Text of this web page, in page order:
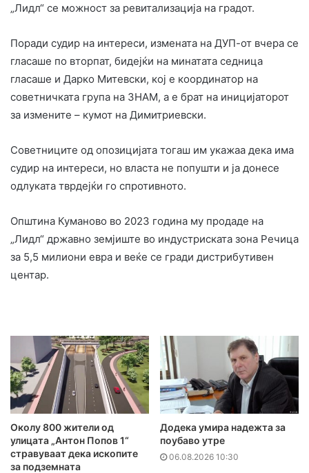
„Лидл“ се можност за ревитализација на градот.
Поради судир на интереси, измената на ДУП-от вчера се
гласаше по вторпат, бидејќи на минатата седница
гласаше и Дарко Митевски, кој е координатор на
советничката група на ЗНАМ, а е брат на иницијаторот
за измените – кумот на Димитриевски.
Советниците од опозицијата тогаш им укажаа дека има
судир на интереси, но власта не попушти и ја донесе
одлуката тврдејќи го спротивното.
Општина Куманово во 2023 година му продаде на
„Лидл“ државно земјиште во индустриската зона Речица
за 5,5 милиони евра и веќе се гради дистрибутивен
центар.
Околу 800 жители од
улицата „Антон Попов 1“
стравуваат дека ископите
за подземната
Додека умира надежта за
поубаво утре
06.08.2026 10:30